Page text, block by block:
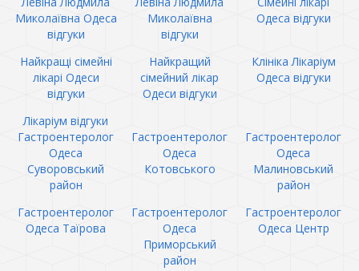
Миколаївна Одеса
відгуки
Миколаївна
відгуки
Одеса відгуки
Найкращі сімейні
лікарі Одеси
відгуки
Найкращий
сімейний лікар
Одеси відгуки
Клініка Лікаріум
Одеса відгуки
Лікаріум відгуки
Гастроентеролог
Одеса
Суворовський
район
Гастроентеролог
Одеса
Котовського
Гастроентеролог
Одеса
Малиновський
район
Гастроентеролог
Одеса Таїрова
Гастроентеролог
Одеса
Приморський
район
Гастроентеролог
Одеса Центр